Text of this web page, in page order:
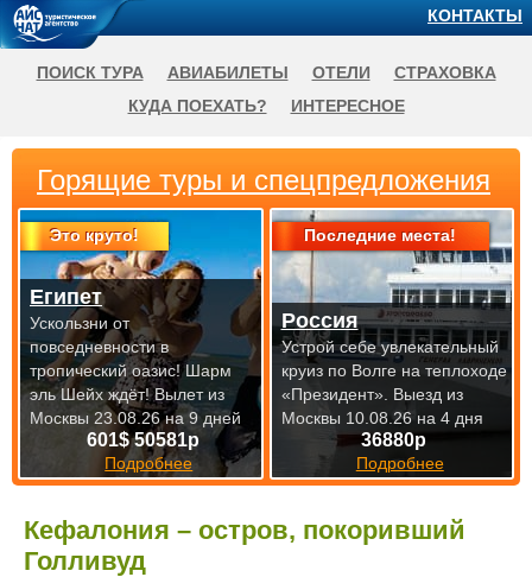
Кефалония – остров, покоривший
Голливуд
Горящие туры и спецпредложения
Это круто!
601$ 50581р
Подробнее
Египет
Ускользни от
повседневности в
тропический оазис! Шарм
эль Шейх ждёт!Вылет из
Москвы 23.08.26 на 9 дней
Последние места!
36880р
Подробнее
Россия
Устрой себе увлекательный
круиз по Волге на теплоходе
«Президент». Выезд из
Москвы 10.08.26 на 4 дня
КОНТАКТЫ
ПОИСК ТУРА АВИАБИЛЕТЫ ОТЕЛИ
СТРАХОВКА
КУДА ПОЕХАТЬ?
ИНТЕРЕСНОЕ